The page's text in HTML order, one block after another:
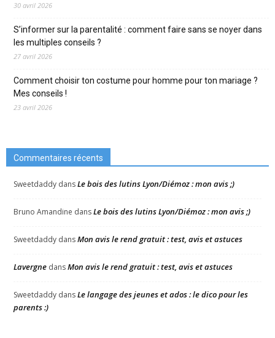
30 avril 2026
S’informer sur la parentalité : comment faire sans se noyer dans
les multiples conseils ?
27 avril 2026
Comment choisir ton costume pour homme pour ton mariage ?
Mes conseils !
23 avril 2026
Commentaires récents
Sweetdaddy dansLe bois des lutins Lyon/Diémoz : mon avis ;)
Bruno Amandine dansLe bois des lutins Lyon/Diémoz : mon avis ;)
Sweetdaddy dansMon avis le rend gratuit : test, avis et astuces
Lavergne dansMon avis le rend gratuit : test, avis et astuces
Sweetdaddy dansLe langage des jeunes et ados : le dico pour les
parents :)